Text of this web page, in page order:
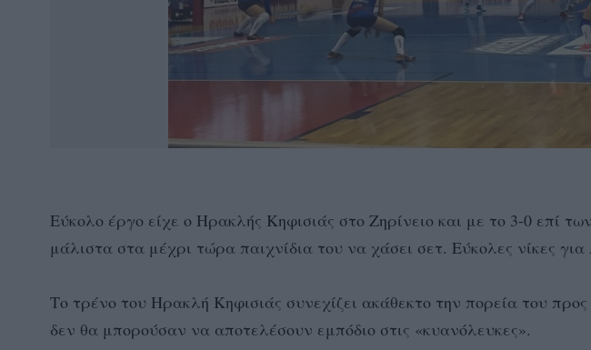
Εύκολο έργο είχε ο Ηρακλής Κηφισιάς στο Ζηρίνειο και με το 3-0 επί
μάλιστα στα μέχρι τώρα παιχνίδια του να χάσει σετ. Εύκολες νίκες
Το τρένο του Ηρακλή Κηφισιάς συνεχίζει ακάθεκτο την πορεία του
δεν θα μπορούσαν να αποτελέσουν εμπόδιο στις «κυανόλευκες».